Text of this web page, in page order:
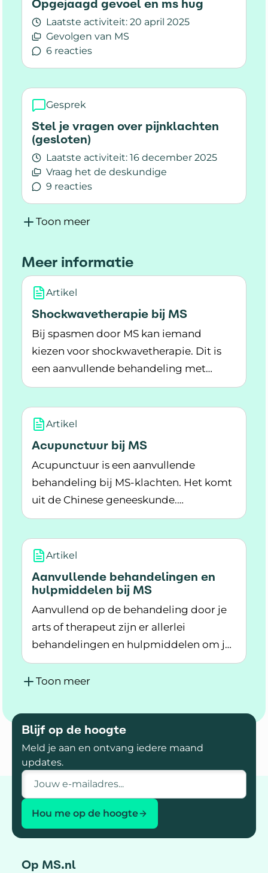
Opgejaagd gevoel en ms hug
Laatste activiteit: 20 april 2025
Gevolgen van MS
6 reacties
Lees meer over Opgejaagd gevoel en ms hug
Gesprek
Stel je vragen over pijnklachten
(gesloten)
Laatste activiteit: 16 december 2025
Vraag het de deskundige
9 reacties
Lees meer over Stel je vragen over
Toon meer
Meer informatie
Artikel
Shockwavetherapie bij MS
Bij spasmen door MS kan iemand
kiezen voor shockwavetherapie. Dit is
een aanvullende behandeling met
geluidsgolven.
Lees meer over Shockwavetherapie bij MS
Artikel
Acupunctuur bij MS
Acupunctuur is een aanvullende
behandeling bij MS-klachten. Het komt
uit de Chinese geneeskunde.
Acupunctuur kan helpen bij psychische
Lees meer over Acupunctuur bij MS
Artikel
Aanvullende behandelingen en
hulpmiddelen bij MS
Aanvullend op de behandeling door je
arts of therapeut zijn er allerlei
behandelingen en hulpmiddelen om je
beter te voelen. Wat past bij jou?
Lees meer over Aanvullende behandelingen
Toon meer
Blijf op de hoogte
Meld je aan en ontvang iedere maand
updates.
E-mailadres
Hou me op de hoogte
Op MS.nl